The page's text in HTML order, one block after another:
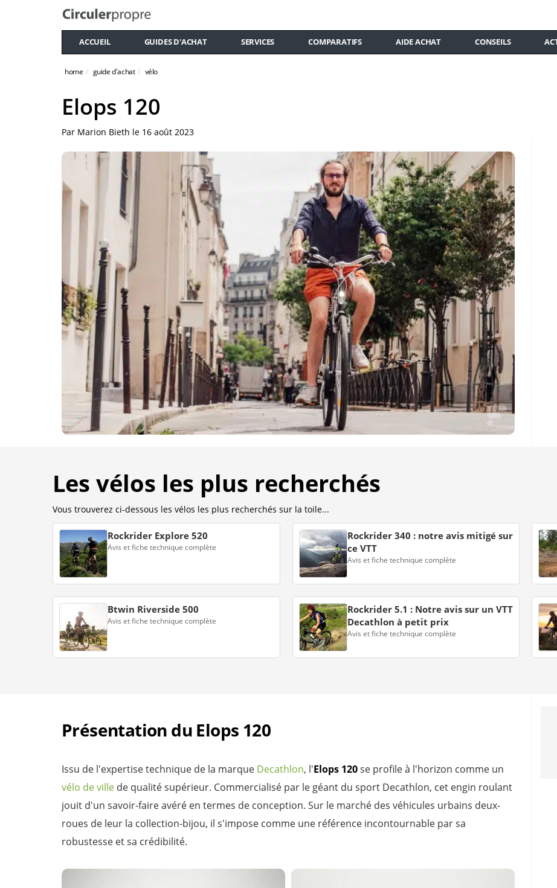
ACCUEIL GUIDES D'ACHAT SERVICES COMPARATIFS AIDE ACHAT CONSEILS
home guide d'achat vélo
Elops 120
Par Marion Bieth le 16 août 2023
Les vélos les plus recherchés
Vous trouverez ci-dessous les vélos les plus recherchés sur la toile...
Rockrider Explore 520
Avis et fiche technique complète
Rockrider 340 : notre avis mitigé sur
ce VTT
Avis et fiche technique complète
Btwin Riverside 500
Avis et fiche technique complète
Rockrider 5.1 : Notre avis sur un VTT
Decathlon à petit prix
Avis et fiche technique complète
Présentation du Elops 120
Issu de l'expertise technique de la marque Decathlon, l'Elops 120se profile à l'horizon comme un
vélo de ville de qualité supérieur. Commercialisé par le géant du sport Decathlon, cet engin roulant
jouit d'un savoir-faire avéré en termes de conception. Sur le marché des véhicules urbains deux-
roues de leur la collection-bijou, il s'impose comme une référence incontournable par sa
robustesse et sa crédibilité.